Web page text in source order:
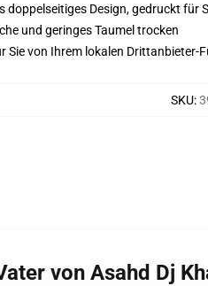
Design, gedruckt für
und geringes Taumel trocken
Sie von Ihrem lokalen
SKU:
von Asahd Dj